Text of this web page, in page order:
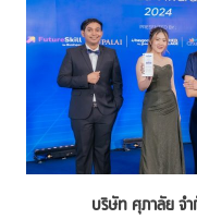
บริษัท ศุภาลัย จ